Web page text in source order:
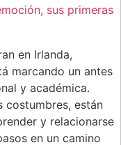
sus primeras
en Irlanda,
marcando un antes
y académica.
costumbres, están
y relacionarse
en un camino